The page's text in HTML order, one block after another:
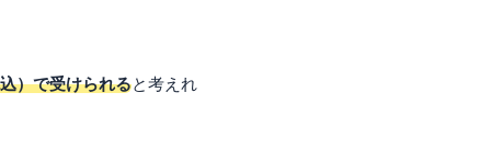
）で受けられると考えれ